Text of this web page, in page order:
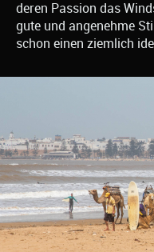
deren Passion das
gute und angenehme
schon einen ziemlich